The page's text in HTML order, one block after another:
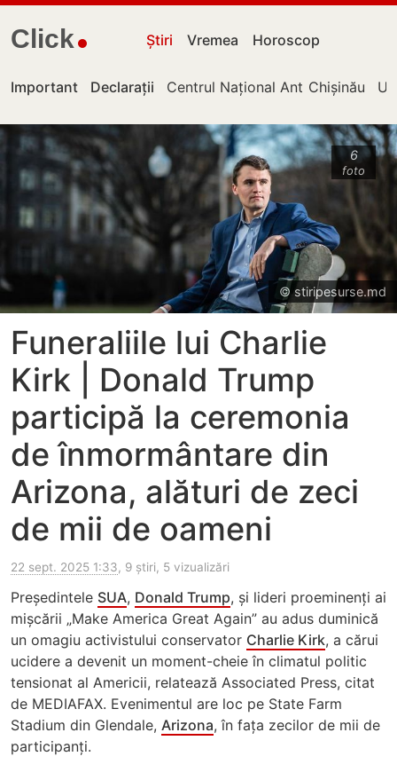
Click Știri Vremea Horoscop
Important Declarații Centrul Național Anticorupție
Chișinău
6
foto
© stiripesurse.md
Funeraliile lui Charlie
Kirk | Donald Trump
participă la ceremonia
de înmormântare din
Arizona, alături de zeci
de mii de oameni
22 sept. 2025 1:33, 9 știri, 5 vizualizări
Președintele SUA, Donald Trump, și lideri proeminenți ai
mișcării „Make America Great Again” au adus duminică
un omagiu activistului conservator Charlie Kirk, a cărui
ucidere a devenit un moment-cheie în climatul politic
tensionat al Americii, relatează Associated Press, citat
de MEDIAFAX. Evenimentul are loc pe State Farm
Stadium din Glendale, Arizona, în fața zecilor de mii de
participanți.